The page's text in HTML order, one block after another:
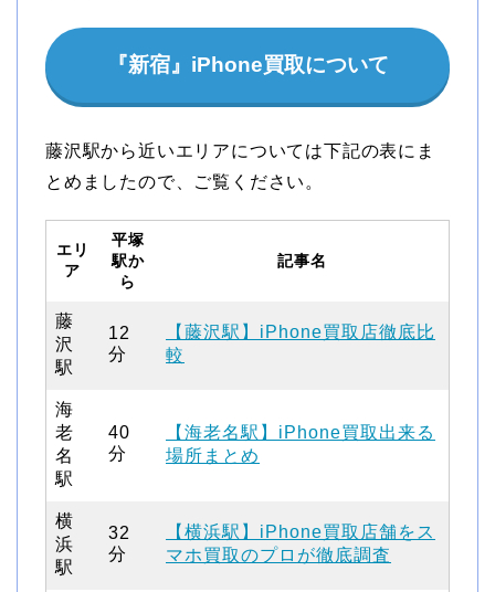
『新宿』iPhone買取について
藤沢駅から近いエリアについては下記の表にま
とめましたので、ご覧ください。
エリ
ア
平塚
駅か
ら
記事名
藤
沢
駅
12
分
【藤沢駅】iPhone買取店徹底比
較
海
老
名
駅
40
分
【海老名駅】iPhone買取出来る
場所まとめ
横
浜
駅
32
分
【横浜駅】iPhone買取店舗をス
マホ買取のプロが徹底調査